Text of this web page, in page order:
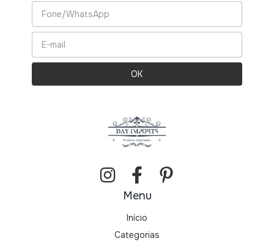
Menu
Início
Categorias